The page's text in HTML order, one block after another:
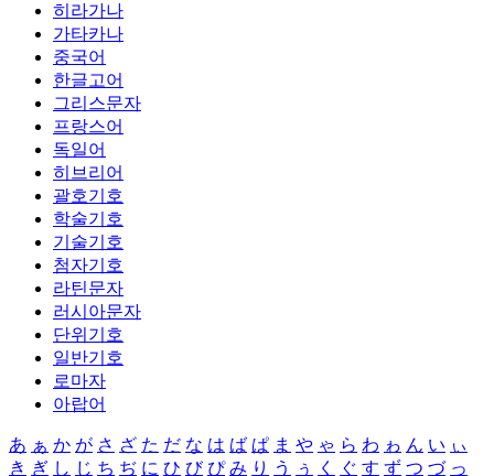
히라가나
가타카나
중국어
한글고어
그리스문자
프랑스어
독일어
히브리어
괄호기호
학술기호
기술기호
첨자기호
라틴문자
러시아문자
단위기호
일반기호
로마자
아랍어
あ ぁ か が さ ざ た だ な は ば ぱ ま や ゃ ら わ ゎ ん い ぃ
き ぎ し じ ち ぢ に ひ び ぴ み り う ぅ く ぐ す ず つ づ っ